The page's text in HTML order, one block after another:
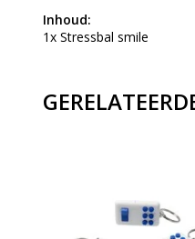
Inhoud:
1x Stressbal smile